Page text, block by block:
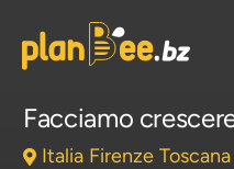
contenuto
Facciamo
Italia Firenze Toscana